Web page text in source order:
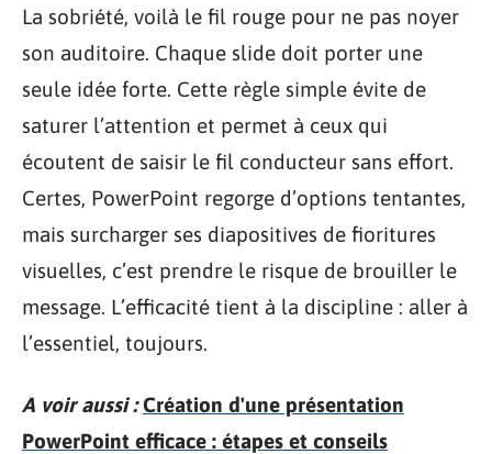
La sobriété, voilà le fil rouge pour ne pas noyer
son auditoire. Chaque slide doit porter une
seule idée forte. Cette règle simple évite de
saturer l’attention et permet à ceux qui
écoutent de saisir le fil conducteur sans effort.
Certes, PowerPoint regorge d’options tentantes,
mais surcharger ses diapositives de fioritures
visuelles, c’est prendre le risque de brouiller le
message. L’efficacité tient à la discipline : aller à
l’essentiel, toujours.
A voir aussi : Création d'une présentation
PowerPoint efficace : étapes et conseils